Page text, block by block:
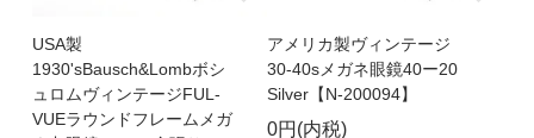
USA製
1930'sBausch&Lombボシ
ュロムヴィンテージFUL-
VUEラウンドフレームメガ
アメリカ製ヴィンテージ
30-40sメガネ眼鏡40ー20
Silver【N-200094】
0円(内税)